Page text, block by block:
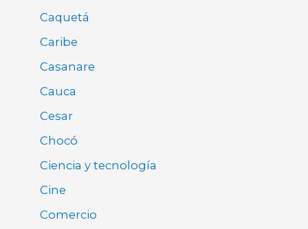
Caquetá
Caribe
Casanare
Cauca
Cesar
Chocó
Ciencia y tecnología
Cine
Comercio